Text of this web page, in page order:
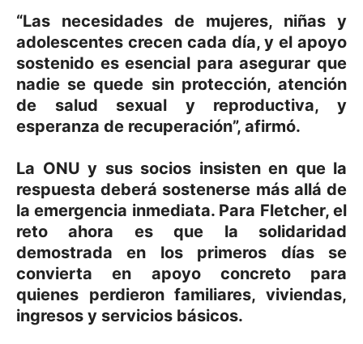
“Las necesidades de mujeres, niñas y
adolescentes crecen cada día, y el apoyo
sostenido es esencial para asegurar que
nadie se quede sin protección, atención
de salud sexual y reproductiva, y
esperanza de recuperación”, afirmó.
La ONU y sus socios insisten en que la
respuesta deberá sostenerse más allá de
la emergencia inmediata. Para Fletcher, el
reto ahora es que la solidaridad
demostrada en los primeros días se
convierta en apoyo concreto para
quienes perdieron familiares, viviendas,
ingresos y servicios básicos.